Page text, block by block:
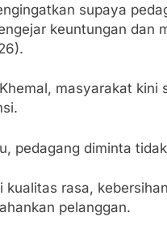
supaya
keuntungan dan
masyarakat kini
pedagang diminta
kualitas rasa,
pelanggan.